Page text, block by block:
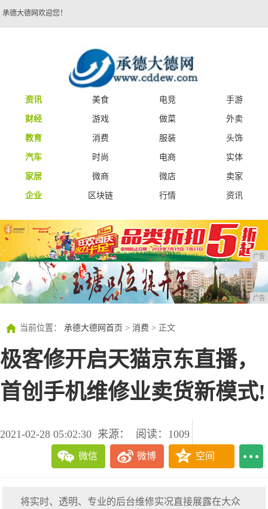
承德大德网欢迎您！
资讯 美食 电竞
手游
财经
游戏 做菜
外卖
教育
消费 服装
头饰
汽车
时尚 电商
实体
家居
微商 微店
卖家
企业
区块链 行情 资讯
广告
广告
当前位置： 承德大德网首页 > 消费 > 正文
极客修开启天猫京东直播，
首创手机维修业卖货新模式!
2021-02-28 05:02:30 来源： 阅读：1009
微信 微博 空间
将实时、透明、专业的后台维修实况直接展露在大众